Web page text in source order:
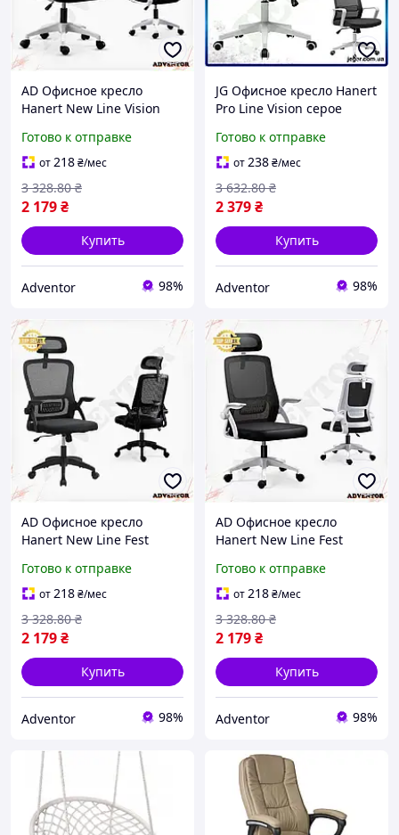
AD Офисное кресло
Hanert New Line Vision
учебы вращающееся
эргономичное кресл
Ultra\R
Готово к отправке
от218₴/мес
2 179₴
3 328.80 ₴
Купить
Adventor 98%
JG Офисное кресло Hanert
Pro Line Vision серое
работы и учебы
эргономичное крес
Prime\X
Готово к отправке
от238₴/мес
2 379₴
3 632.80 ₴
Купить
Adventor 98%
AD Офисное кресло
Hanert New Line Fest
компьютерное кресло с
регулировкой высоты и
Ultra\R
Готово к отправке
от218₴/мес
2 179₴
3 328.80 ₴
Купить
Adventor 98%
AD Офисное кресло
Hanert New Line Fest
и учебы эргономичное
компьютерное сиден
Ultra\R
Готово к отправке
от218₴/мес
2 179₴
3 328.80 ₴
Купить
Adventor 98%